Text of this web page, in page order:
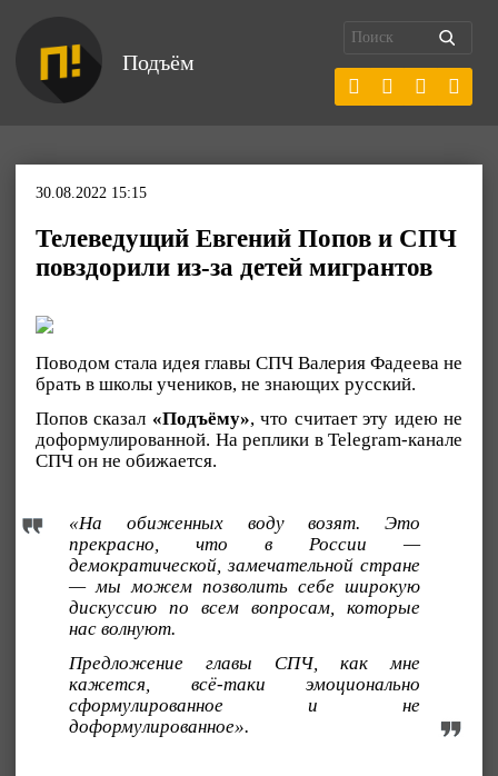
Подъём
30.08.2022 15:15
Телеведущий Евгений Попов и СПЧ
повздорили из-за детей мигрантов
Поводом стала идея главы СПЧ Валерия Фадеева не
брать в школы учеников, не знающих русский.
Попов сказал «Подъёму», что считает эту идею не
доформулированной. На реплики в Telegram-канале
СПЧ он не обижается.
«На обиженных воду возят. Это
прекрасно, что в России —
демократической, замечательной стране
— мы можем позволить себе широкую
дискуссию по всем вопросам, которые
нас волнуют.
Предложение главы СПЧ, как мне
кажется, всё-таки эмоционально
сформулированное и не
доформулированное».